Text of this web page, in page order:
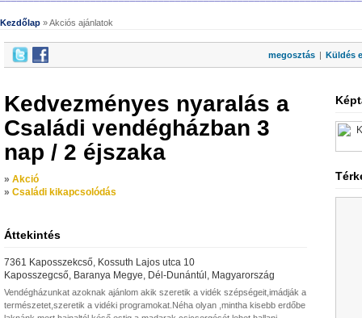
Kezdőlap » Akciós ajánlatok
megosztás | Küldés
Kedvezményes nyaralás a
Családi vendégházban 3
nap / 2 éjszaka
» Akció
» Családi kikapcsolódás
Áttekintés
7361 Kaposszekcső, Kossuth Lajos utca 10
Kaposszegcső, Baranya Megye, Dél-Dunántúl, Magyarország
Vendégházunkat azoknak ajánlom akik szeretik a vidék szépségeit,imádják a
természetet,szeretik a vidéki programokat.Néha olyan ,mintha kisebb erdőbe